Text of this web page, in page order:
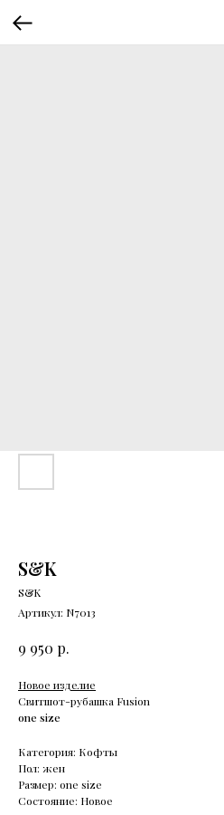
S&K
S&K
Артикул: N7013
9 950 р.
Новое изделие
Свитшот-рубашка Fusion
one size
Категория: Кофты
Пол: жен
Размер: one size
Состояние: Новое